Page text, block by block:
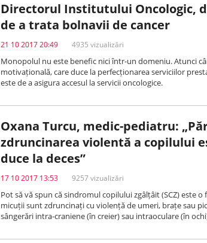
Directorul Institutului Oncologic,
de a trata bolnavii de cancer
21 10 2017 20:49 4935 vizualizări
Monopolul nu este benefic nici într-un domeniu. Atunci
motivațională, care duce la perfecționarea serviciilor
este de a asigura accesul la servicii oncologice.
Oxana Turcu, medic-pediatru:
zdruncinarea violentă a copilului
duce la deces”
17 10 2017 13:53 9257 vizualizări
Pot să vă spun că sindromul copilului zgâlțâit (SCZ) este
micuții sunt zdruncinați cu violență de umeri, brațe sau
sângerări intra-craniene (în creier) sau intraoculare (în